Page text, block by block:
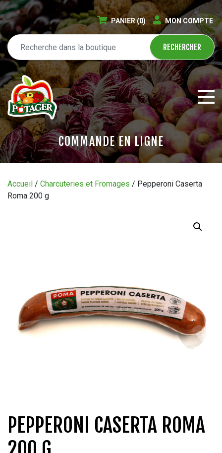
PANIER(0) MON COMPTE
COMMANDE EN LIGNE
CIRCULAIRE
CONCOURS
Accueil / Charcuteries et Fromages / Pepperoni Caserta
Roma 200 g
PEPPERONI CASERTA ROMA